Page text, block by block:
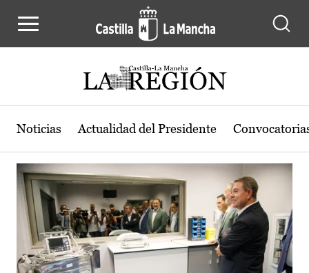
Actualidad de la región de Castilla-
Noticias Actualidad del Presidente